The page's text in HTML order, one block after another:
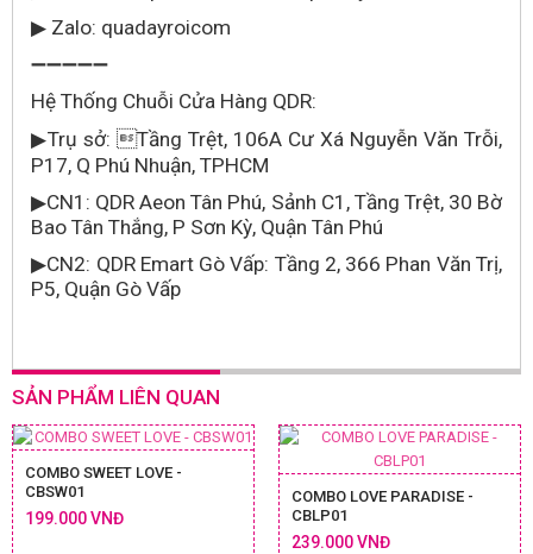
▶ Zalo: quadayroicom
➖➖➖➖➖
Hệ Thống Chuỗi Cửa Hàng QDR:
▶Trụ sở: Tầng Trệt, 106A Cư Xá Nguyễn Văn Trỗi,
P17, Q Phú Nhuận, TPHCM
▶CN1: QDR Aeon Tân Phú, Sảnh C1, Tầng Trệt, 30 Bờ
Bao Tân Thắng, P Sơn Kỳ, Quận Tân Phú
▶CN2: QDR Emart Gò Vấp: Tầng 2, 366 Phan Văn Trị,
P5, Quận Gò Vấp
SẢN PHẨM LIÊN QUAN
COMBO SWEET LOVE -
CBSW01
199.000 VNĐ
COMBO LOVE PARADISE -
CBLP01
239.000 VNĐ